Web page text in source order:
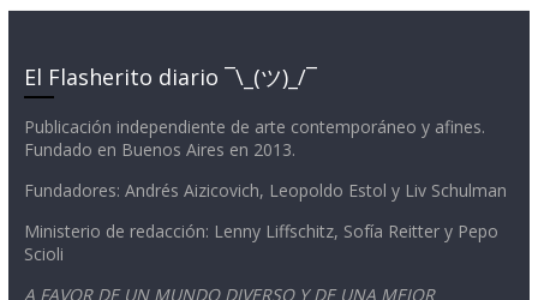
El Flasherito diario ¯\_(ツ)_/¯
Publicación independiente de arte contemporáneo y afines.
Fundado en Buenos Aires en 2013.
Fundadores: Andrés Aizicovich, Leopoldo Estol y Liv Schulman
Ministerio de redacción: Lenny Liffschitz, Sofía Reitter y Pepo
Scioli
A FAVOR DE UN MUNDO DIVERSO Y DE UNA MEJOR